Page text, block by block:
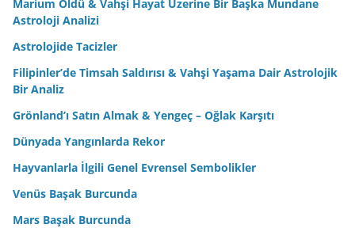
Marium Öldü & Vahşi Hayat Üzerine Bir Başka Mundane
Astroloji Analizi
Astrolojide Tacizler
Filipinler’de Timsah Saldırısı & Vahşi Yaşama Dair Astrolojik
Bir Analiz
Grönland’ı Satın Almak & Yengeç – Oğlak Karşıtı
Dünyada Yangınlarda Rekor
Hayvanlarla İlgili Genel Evrensel Sembolikler
Venüs Başak Burcunda
Mars Başak Burcunda